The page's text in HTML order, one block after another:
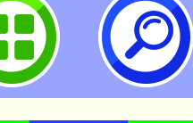
校踴躍送件，